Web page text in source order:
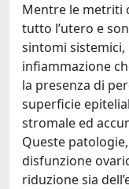
Mentre le metriti
tutto l’utero e
sintomi
infiammazione
la presenza di
superficie
stromale ed
Queste
disfunzione
riduzione sia